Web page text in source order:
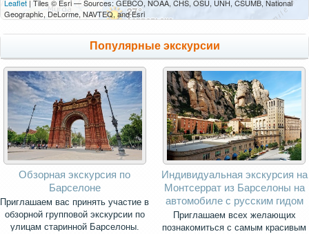
Leaflet | Tiles © Esri — Sources: GEBCO, NOAA, CHS, OSU, UNH, CSUMB, National
Geographic, DeLorme, NAVTEQ, and Esri
Популярные экскурсии
Обзорная экскурсия по
Барселоне
Приглашаем вас принять участие в
обзорной групповой экскурсии по
улицам старинной Барселоны.
Индивидуальная экскурсия на
Монтсеррат из Барселоны на
автомобиле с русским гидом
Приглашаем всех желающих
познакомиться с самым красивым